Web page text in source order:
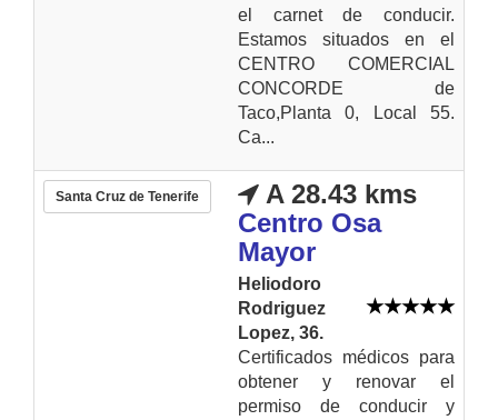
el carnet de conducir.
Estamos situados en el
CENTRO COMERCIAL
CONCORDE de
Taco,Planta 0, Local 55.
Ca...
Santa Cruz de Tenerife
A 28.43 kms
Centro Osa
Mayor
Heliodoro
Rodriguez
Lopez, 36.
Certificados médicos para
obtener y renovar el
permiso de conducir y